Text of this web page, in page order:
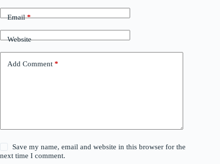
Email*
Website
Add Comment *
Save my name, email and website in this browser for the
next time I comment.